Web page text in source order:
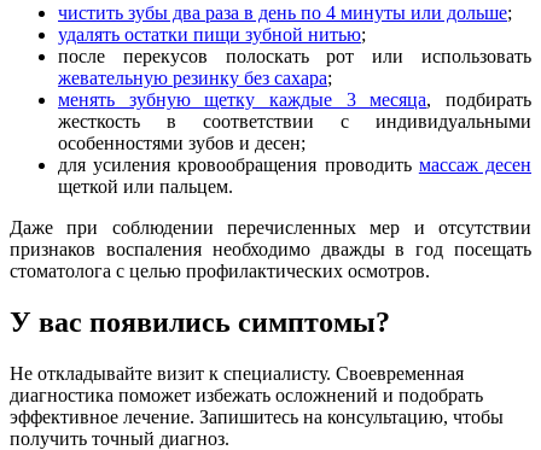
чистить зубы два раза в день по 4 минуты или дольше;
удалять остатки пищи зубной нитью;
после перекусов полоскать рот или использовать
жевательную резинку без сахара;
менять зубную щетку каждые 3 месяца, подбирать
жесткость в соответствии с индивидуальными
особенностями зубов и десен;
для усиления кровообращения проводить массаж десен
щеткой или пальцем.
Даже при соблюдении перечисленных мер и отсутствии
признаков воспаления необходимо дважды в год посещать
стоматолога с целью профилактических осмотров.
У вас появились симптомы?
Не откладывайте визит к специалисту. Своевременная
диагностика поможет избежать осложнений и подобрать
эффективное лечение. Запишитесь на консультацию, чтобы
получить точный диагноз.